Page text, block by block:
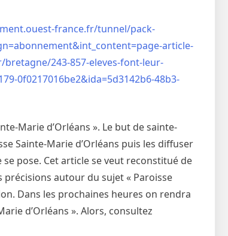
france.fr/tunnel/pack-
article-
243-857-eleves-font-leur-
0f0217016be2&ida=5d3142b6-48b3-
Marie d’Orléans ». Le but de sainte-
Sainte-Marie d’Orléans puis les diffuser
pose. Cet article se veut reconstitué de
précisions autour du sujet « Paroisse
Dans les prochaines heures on rendra
d’Orléans ». Alors, consultez